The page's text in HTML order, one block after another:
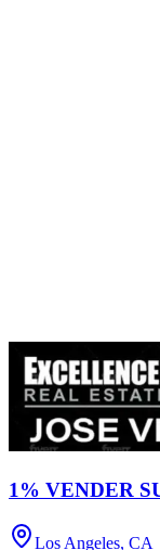
1% VENDER
Los Angeles, CA